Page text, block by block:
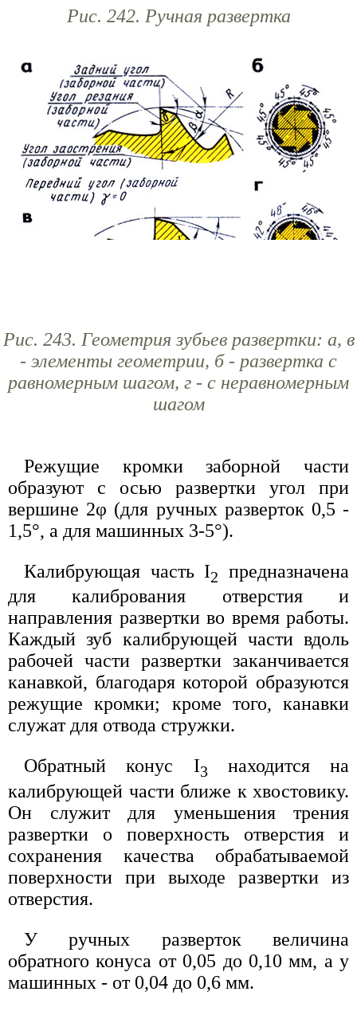
Рис. 242. Ручная развертка
Рис. 243. Геометрия зубьев развертки: а, в
- элементы геометрии, б - развертка с
равномерным шагом, г - с неравномерным
шагом
Режущие кромки заборной части
образуют с осью развертки угол при
вершине 2φ (для ручных разверток 0,5 -
1,5°, а для машинных 3-5°).
Калибрующая часть I2
предназначена
для калибрования отверстия и
направления развертки во время работы.
Каждый зуб калибрующей части вдоль
рабочей части развертки заканчивается
канавкой, благодаря которой образуются
режущие кромки; кроме того, канавки
служат для отвода стружки.
Обратный конус I3 находится на
калибрующей части ближе к хвостовику.
Он служит для уменьшения трения
развертки о поверхность отверстия и
сохранения качества обрабатываемой
поверхности при выходе развертки из
отверстия.
У ручных разверток величина
обратного конуса от 0,05 до 0,10 мм, а у
машинных - от 0,04 до 0,6 мм.